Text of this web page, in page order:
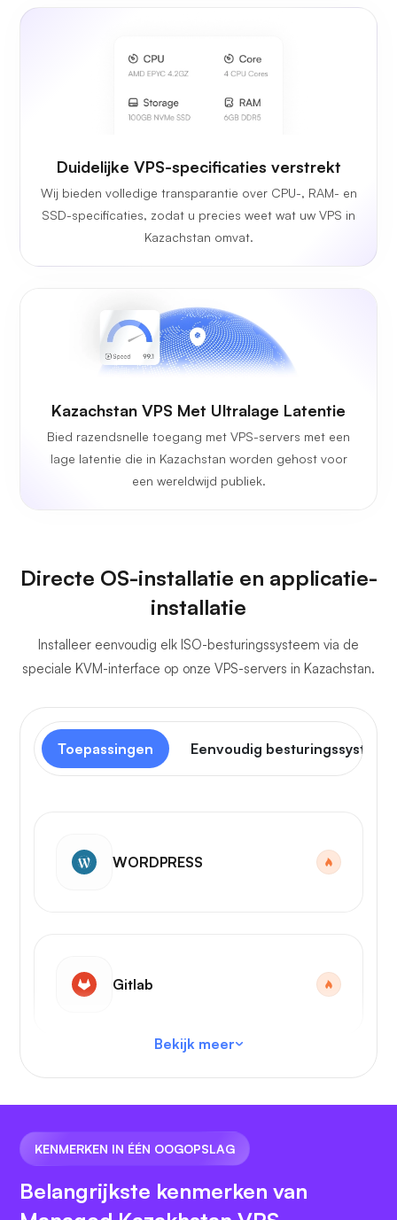
Duidelijke VPS-specificaties verstrekt
Wij bieden volledige transparantie over CPU-, RAM- en
SSD-specificaties, zodat u precies weet wat uw VPS in
Kazachstan omvat.
Kazachstan VPS Met Ultralage Latentie
Bied razendsnelle toegang met VPS-servers met een
lage latentie die in Kazachstan worden gehost voor
een wereldwijd publiek.
Directe OS-installatie en applicatie-
installatie
Installeer eenvoudig elk ISO-besturingssysteem via de
speciale KVM-interface op onze VPS-servers in Kazachstan.
Toepassingen Eenvoudig besturingssysteem
WORDPRESS
Gitlab
VS-code
Bekijk meer
KENMERKEN IN ÉÉN OOGOPSLAG
Belangrijkste kenmerken van